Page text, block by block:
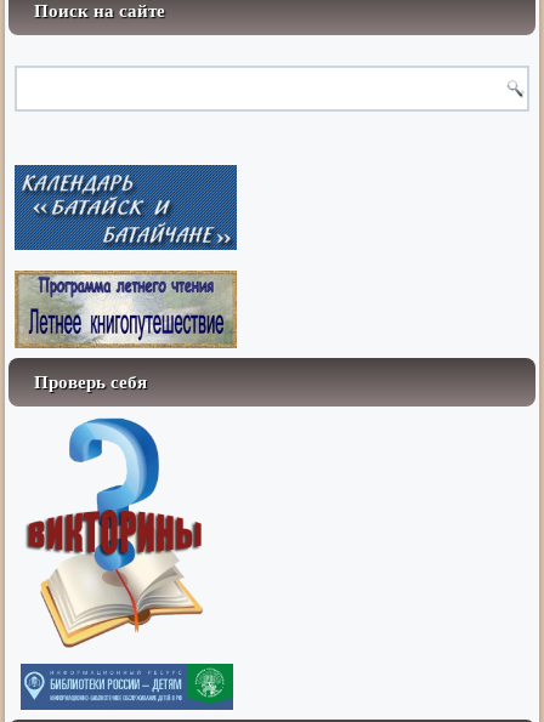
Поиск на сайте
Проверь себя